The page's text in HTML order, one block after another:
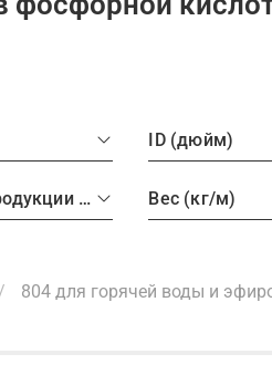
ID (дюйм)
DASH размер продукции (рукава, фитинги, TC) Вес (кг/м)
804 для горячей воды и